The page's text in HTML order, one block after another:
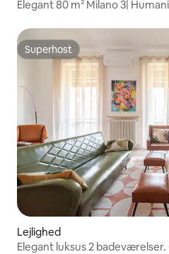
Elegant 80 m² Milano 3|
Superhost
Superhost
Lejlighed
Elegant luksus 2